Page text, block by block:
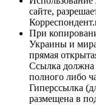
сайте,
При
Украины и
прямая
Ссылка должна
полного либо
Гиперссылка
размещена в